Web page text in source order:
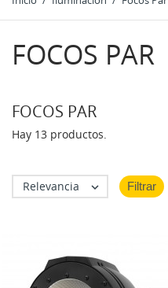
FOCOS PAR
FOCOS PAR
Hay 13 productos.
Relevancia  Filtrar